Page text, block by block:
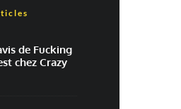
de Fucking
chez Crazy